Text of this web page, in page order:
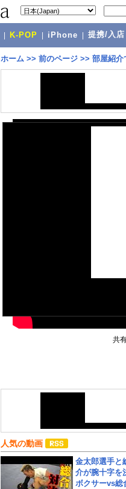
K-POP iPhone 提携/入店
ホーム >> 前のページ >> 部屋紹介
共
人気の動画
金太郎選手と
介が腕十字を
ボクサーvs総